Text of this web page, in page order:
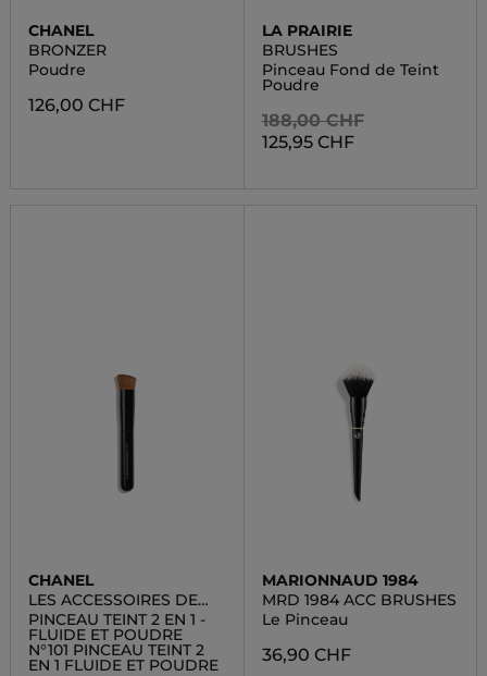
CHANEL
BRONZER
Poudre
126,00 CHF
LA PRAIRIE
BRUSHES
Pinceau Fond de Teint
Poudre
188,00 CHF
125,95 CHF
CHANEL
LES ACCESSOIRES DE
CHANEL
PINCEAU TEINT 2 EN 1 -
FLUIDE ET POUDRE
N°101 PINCEAU TEINT 2
EN 1 FLUIDE ET POUDRE
MARIONNAUD 1984
MRD 1984 ACC BRUSHES
Le Pinceau
36,90 CHF